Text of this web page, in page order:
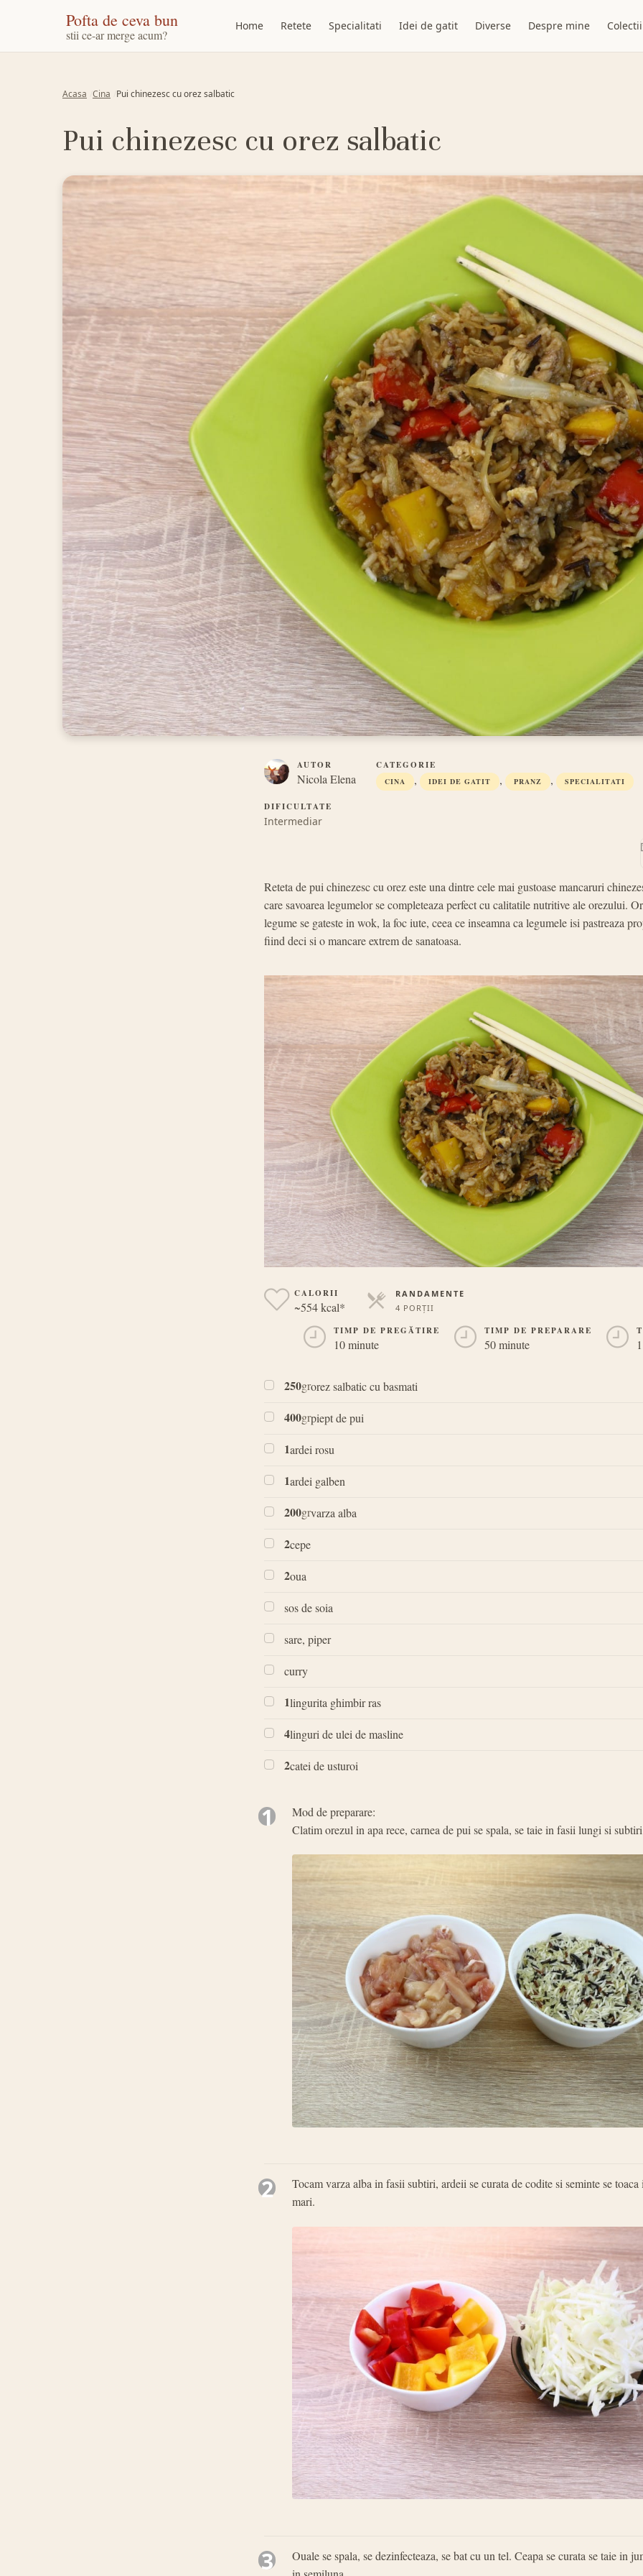
Pofta de ceva bun
stii ce-ar merge acum?
Home Retete Specialitati Idei de gatit Diverse Despre mine Colectii
Acasa Cina Pui chinezesc cu orez salbatic
Pui chinezesc cu orez salbatic
AUTOR
Nicola Elena
CATEGORIE
CINA , IDEI DE GATIT , PRANZ , SPECIALITATI
DIFICULTATE
Intermediar
Reteta de pui chinezesc cu orez este una dintre cele mai gustoase mancaruri
care savoarea legumelor se completeaza perfect cu calitatile nutritive ale orezului.
legume se gateste in wok, la foc iute, ceea ce inseamna ca legumele isi pastreaza
fiind deci si o mancare extrem de sanatoasa.
CALORII
~554 kcal*
RANDAMENTE
4 PORȚII
TIMP DE PREGĂTIRE
10 minute
TIMP DE PREPARARE
50 minute
250grorez salbatic cu basmati
400grpiept de pui
1ardei rosu
1ardei galben
200grvarza alba
2cepe
2oua
sos de soia
sare, piper
curry
1lingurita ghimbir ras
4linguri de ulei de masline
2catei de usturoi
1
Mod de preparare:
Clatim orezul in apa rece, carnea de pui se spala, se taie in fasii lungi si
2
Tocam varza alba in fasii subtiri, ardeii se curata de codite si seminte se
mari.
3
Ouale se spala, se dezinfecteaza, se bat cu un tel. Ceapa se curata se taie in